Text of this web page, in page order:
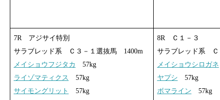
7R アジサイ特別
サラブレッド系 Ｃ３－１選抜馬 1400m
メイショウフジタカ
57kg
ライゾマティクス
57kg
サイモングリット
57kg
8R Ｃ１－３
サラブレッド系
メイショウシロガネ
ヤプシ 57kg
ボマライン 57kg